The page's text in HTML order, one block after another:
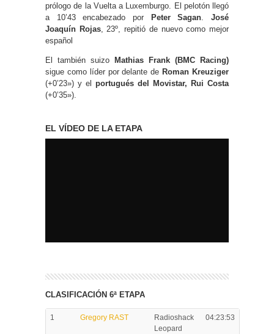
prólogo de la Vuelta a Luxemburgo. El pelotón llegó
a 10’43 encabezado por
Peter Sagan.José
Joaquín Rojas, 23º, repitió de nuevo como mejor
español
El también suizo
Mathias Frank (BMC Racing)
sigue como líder por delante de Roman Kreuziger
(+0’23») y el portugués del Movistar, Rui Costa
(+0’35»).
EL VÍDEO DE LA ETAPA
CLASIFICACIÓN 6ª ETAPA
1 Gregory RAST
Radioshack
Leopard
04:23:53